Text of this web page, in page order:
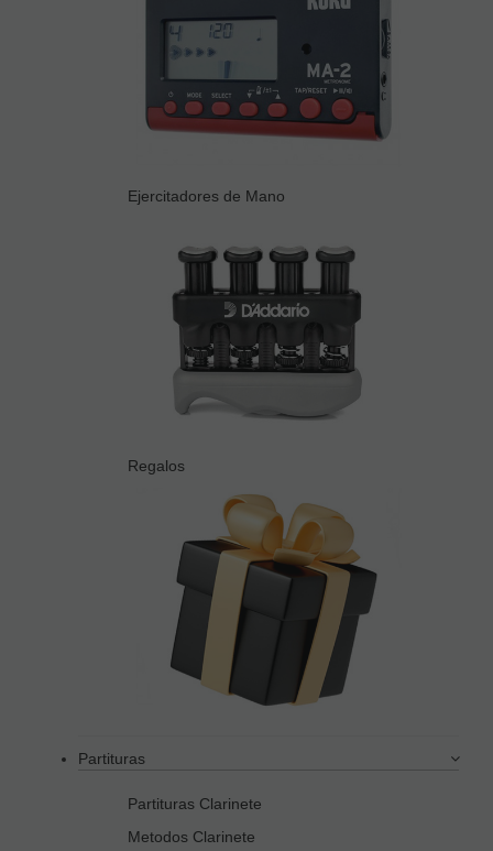
Ejercitadores de Mano
Regalos
Partituras
Partituras Clarinete
Metodos Clarinete